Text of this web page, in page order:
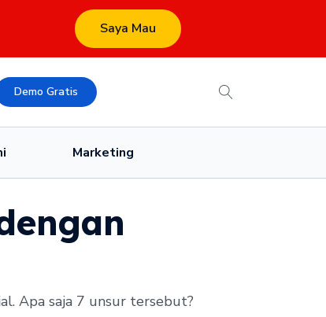
Saya Mau
Demo Gratis
Marketing
Apa saja 7 unsur tersebut?